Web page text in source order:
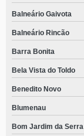
Balneário Gaivota
Balneário Rincão
Barra Bonita
Bela Vista do Toldo
Benedito Novo
Blumenau
Bom Jardim da Serra